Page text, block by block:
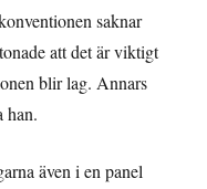
saknar
att det är viktigt
blir lag. Annars
han.
även i en panel